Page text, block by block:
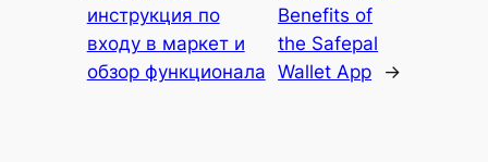
инструкция по
входу в маркет и
обзор функционала
Benefits of
the Safepal
Wallet App
→